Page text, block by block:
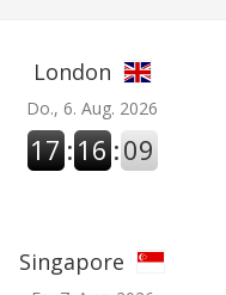
London
Do., 6. Aug. 2026
17 :16 :09
Singapore